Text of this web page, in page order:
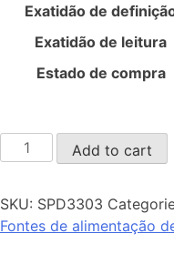
Exatidão de
Exatidão de leitura
Estado de compra
SPD3303X/X-
E
Add to cart
SKU: SPD3303
Fontes de alimentação